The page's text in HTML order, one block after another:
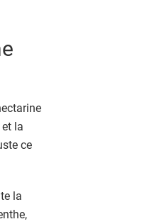
la
ce
la